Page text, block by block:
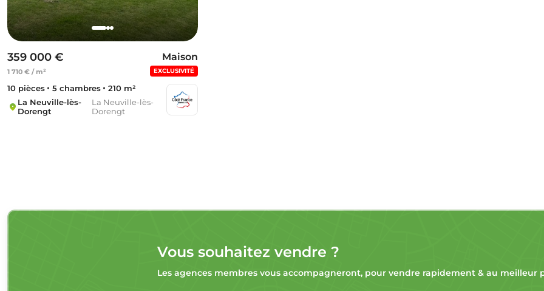
359 000 €
1 710 € / m²
Maison
EXCLUSIVITÉ
10 pièces 5 chambres
210 m²
La Neuville-lès-
Dorengt
La Neuville-lès-
Dorengt
Vous souhaitez vendre ?
Les agences membres vous accompagneront, pour vendre rapidement & au meilleur